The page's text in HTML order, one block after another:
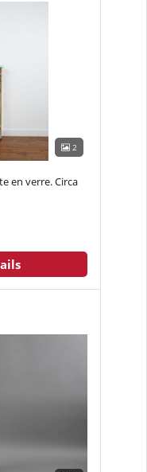
2
en verre. Circa